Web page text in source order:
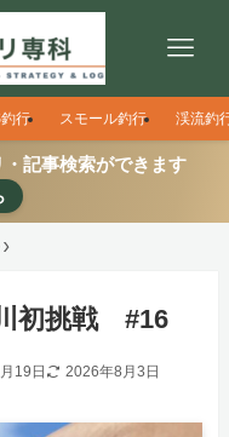
行 スモール釣行 渓流釣
記事検索ができます
初挑戦 #16
19日 2026年8月3日